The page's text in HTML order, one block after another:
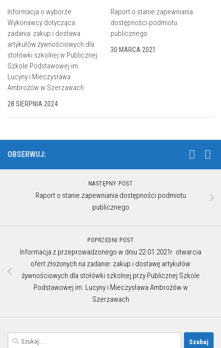
Informacja o wyborze
Wykonawcy dotycząca
zadania: zakup i dostawa
artykułów żywnościowych dla
stołówki szkolnej w Publicznej
Szkole Podstawowej im.
Lucyny i Mieczysława
Ambrożów w Szerzawach
28 SIERPNIA 2024
Raport o stanie zapewniania
dostępności podmiotu
publicznego
30 MARCA 2021
OBSERWUJ:
NASTĘPNY POST
Raport o stanie zapewniania dostępności podmiotu
publicznego
POPRZEDNI POST
Informacja z przeprowadzonego w dniu 22.01.2021r. otwarcia
ofert złożonych na zadanie: zakup i dostawę artykułów
żywnościowych dla stołówki szkolnej przy Publicznej Szkole
Podstawowej im. Lucyny i Mieczysława Ambrożów w
Szerzawach
Szukaj: